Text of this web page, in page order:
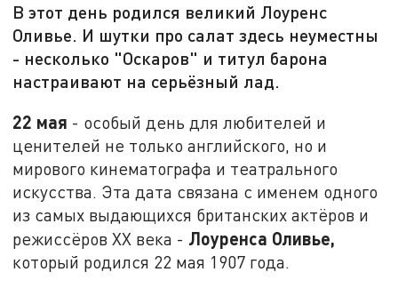
В этот день родился великий Лоуренс
Оливье. И шутки про салат здесь неуместны
- несколько "Оскаров" и титул барона
настраивают на серьёзный лад.
22 мая - особый день для любителей и
ценителей не только английского, но и
мирового кинематографа и театрального
искусства. Эта дата связана с именем одного
из самых выдающихся британских актёров и
режиссёров XX века - Лоуренса Оливье,
который родился 22 мая 1907 года.